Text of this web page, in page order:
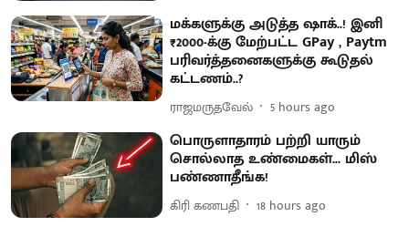
மக்களுக்கு அடுத்த ஷாக்..! இனி
₹2000-க்கு மேற்பட்ட GPay , Paytm
பரிவர்த்தனைகளுக்கு கூடுதல்
கட்டணம்..?
ராஜமருதவேல் 5 hours ago
பொருளாதாரம் பற்றி யாரும்
சொல்லாத உண்மைகள்... மிஸ்
பண்ணாதீங்க!
கிரி கணபதி 18 hours ago